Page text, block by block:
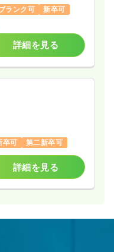
ランク可
新卒可
詳細を見る
卒可 第二新卒可
詳細を見る